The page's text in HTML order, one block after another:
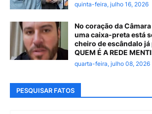
quinta-feira, julho 16, 2026
No coração da
uma caixa-preta está
cheiro de escândalo já
QUEM É A REDE
quarta-feira, julho 08, 2026
PESQUISAR FATOS